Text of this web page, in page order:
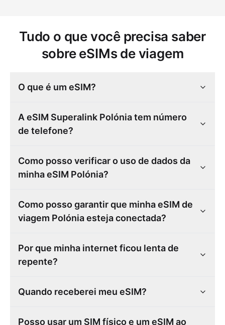
Tudo o que você precisa saber
sobre eSIMs de viagem
O que é um eSIM?
A eSIM Superalink Polónia tem número
de telefone?
Como posso verificar o uso de dados da
minha eSIM Polónia?
Como posso garantir que minha eSIM de
viagem Polónia esteja conectada?
Por que minha internet ficou lenta de
repente?
Quando receberei meu eSIM?
Posso usar um SIM físico e um eSIM ao